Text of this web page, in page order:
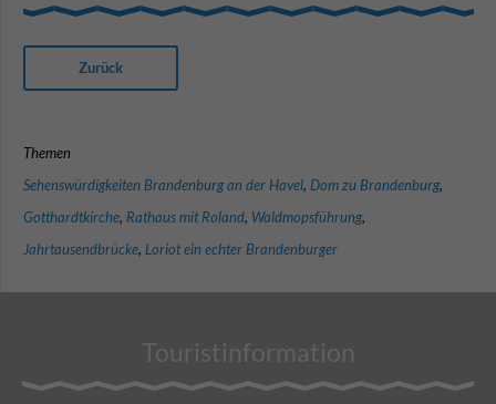
Zurück
Themen
Sehenswürdigkeiten Brandenburg an der Havel, Dom zu Brandenburg,
Gotthardtkirche, Rathaus mit Roland, Waldmopsführung,
Jahrtausendbrücke, Loriot ein echter Brandenburger
Touristinformation